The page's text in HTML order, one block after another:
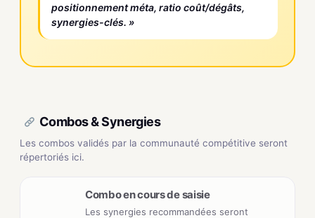
positionnement méta, ratio coût/dégâts,
synergies-clés. »
Combos & Synergies
Les combos validés par la communauté compétitive seront
répertoriés ici.
Combo en cours de saisie
Les synergies recommandées seront